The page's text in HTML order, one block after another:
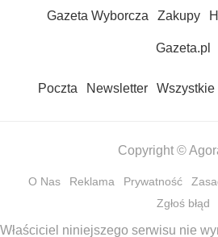
Gazeta Wyborcza Zakupy
Gazeta.pl
Poczta Newsletter Wszystkie
Copyright ©
O Nas Reklama Prywatność
Zgłoś błąd
Właściciel niniejszego serwisu nie